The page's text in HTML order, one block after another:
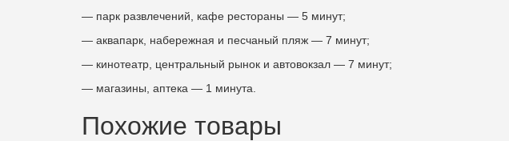
— парк развлечений, кафе рестораны — 5 минут;
— аквапарк, набережная и песчаный пляж — 7 минут;
— кинотеатр, центральный рынок и автовокзал — 7 минут;
— магазины, аптека — 1 минута.
Похожие товары